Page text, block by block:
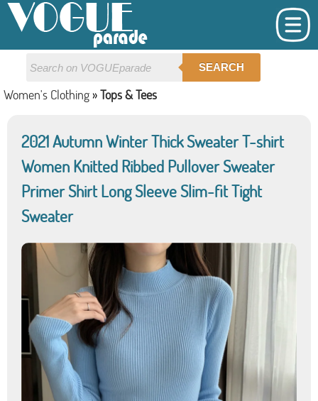
SEARCH
Women's Clothing »Tops & Tees
2021 Autumn Winter Thick Sweater T-shirt
Women Knitted Ribbed Pullover Sweater
Primer Shirt Long Sleeve Slim-fit Tight
Sweater